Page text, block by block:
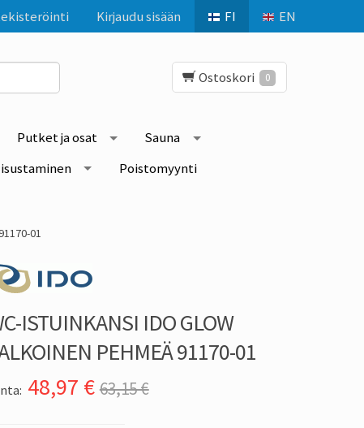
FI EN
Kirjaudu sisään
Ostoskori 0
Putket ja osat
Sauna
Poistomyynti
01
ISTUINKANSI IDO GLOW
PEHMEÄ 91170-01
48,97 € 63,15 €